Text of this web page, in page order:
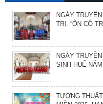
NGÀY
TRỊ. “ÔN CỐ
NGÀY
SINH HUẾ
TƯỜNG